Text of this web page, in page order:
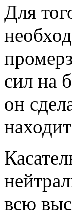
Для
сил на
он
всю